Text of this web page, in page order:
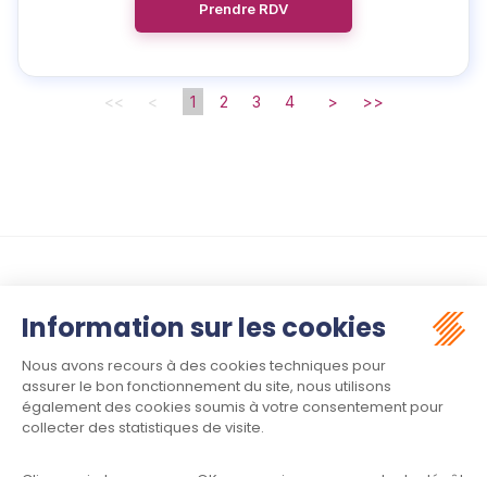
Prendre RDV
<< < 1 2 3 4 > >>
Suivez-nous :